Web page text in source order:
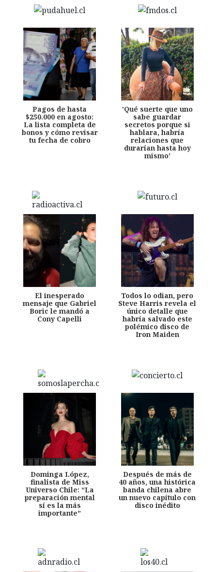
Pagos de hasta
$250.000 en agosto:
La lista completa de
bonos y cómo revisar
tu fecha de cobro
'Qué suerte que uno
sabe guardar
secretos porque si
hablara, habría
relaciones que
durarían hasta hoy
mismo'
El inesperado
mensaje que Gabriel
Boric le mandó a
Cony Capelli
Todos lo odian, pero
Steve Harris revela el
único detalle que
habría salvado este
polémico disco de
Iron Maiden
Dominga López,
finalista de Miss
Universo Chile: “La
preparación mental
sí es la más
importante”
Después de más de
40 años, una histórica
banda chilena abre
un nuevo capítulo con
disco inédito